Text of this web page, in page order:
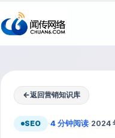
←返回营销知识库
SEO ·4 分钟阅读·2024